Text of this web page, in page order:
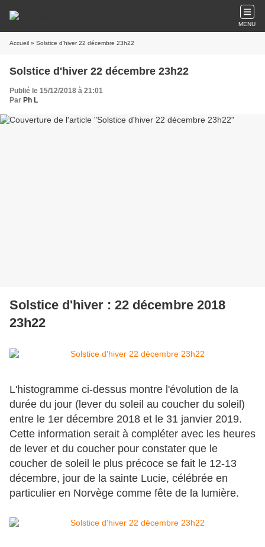
MENU
Accueil » Solstice d'hiver 22 décembre 23h22
Solstice d'hiver 22 décembre 23h22
Publié le 15/12/2018 à 21:01
Par Ph L
Solstice d'hiver : 22 décembre 2018
23h22
L'histogramme ci-dessus montre l'évolution de la
durée du jour (lever du soleil au coucher du soleil)
entre le 1er décembre 2018 et le 31 janvier 2019.
Cette information serait à compléter avec les heures
de lever et du coucher pour constater que le
coucher de soleil le plus précoce se fait le 12-13
décembre, jour de la sainte Lucie, célébrée en
particulier en Norvège comme fête de la lumière.